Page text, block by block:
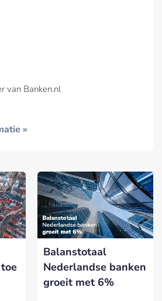
van Banken.nl
»
Balanstotaal
Nederlandse banken
groeit met 6%